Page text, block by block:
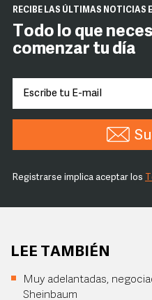
RECIBE LAS ÚLTIMAS NOTICIAS
Todo lo que
comenzar tu día
Registrarse implica aceptar los
LEE TAMBIÉN
Muy adelantadas,
Sheinbaum